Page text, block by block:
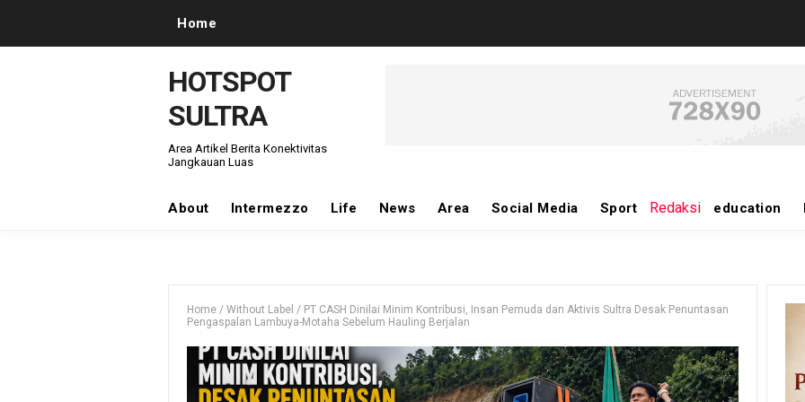
Home
HOTSPOT
SULTRA
Area Artikel Berita Konektivitas
Jangkauan Luas
About Intermezzo Life News Area Social Media Sport Redaksi education
Home / Without Label / PT CASH Dinilai Minim Kontribusi, Insan Pemuda dan Aktivis Sultra Desak Penuntasan
Pengaspalan Lambuya-Motaha Sebelum Hauling Berjalan